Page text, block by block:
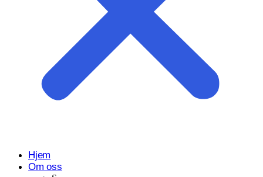
Hjem
Om oss
Start prosjektet ditt med oss
Klar til å gjøre ideen din om til en kraftfull digital opplevelse?